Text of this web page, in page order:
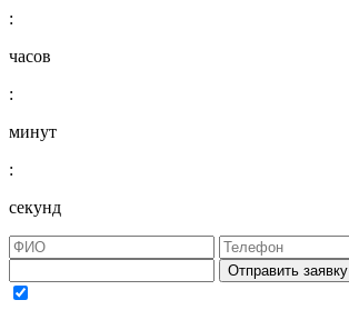
:
часов
:
минут
:
секунд
Отправить заявку